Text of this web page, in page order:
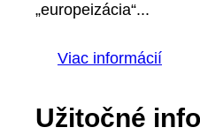
„europeizácia“...
Viac informácií
Užitočné